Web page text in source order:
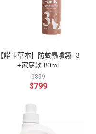
【諾卡草本】防蚊蟲噴霧_3
+家庭款 80ml
$899
$799